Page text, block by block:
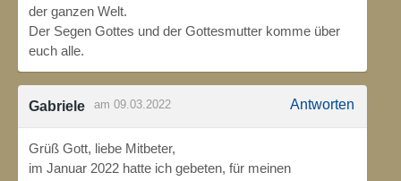
der ganzen Welt.
Der Segen Gottes und der Gottesmutter komme über
euch alle.
Gabriele am 09.03.2022 Antworten
Grüß Gott, liebe Mitbeter,
im Januar 2022 hatte ich gebeten, für meinen